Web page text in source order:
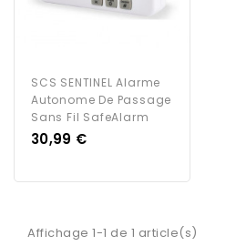
SCS SENTINEL Alarme
Autonome De Passage
Sans Fil SafeAlarm
Prix
30,99 €
Affichage 1-1 de 1 article(s)